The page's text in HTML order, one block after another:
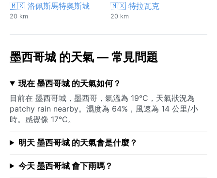
🇲🇽 洛佩斯馬特奧斯城
20 km
🇲🇽 特拉瓦克
20 km
墨西哥城 的天氣 — 常見問題
現在 墨西哥城 的天氣如何？
目前在 墨西哥城，墨西哥，氣溫為 19°C，天氣狀況為
patchy rain nearby。濕度為 64%，風速為 14 公里/小
時。感覺像 17°C。
明天 墨西哥城 的天氣會是什麼？
今天 墨西哥城 會下雨嗎？